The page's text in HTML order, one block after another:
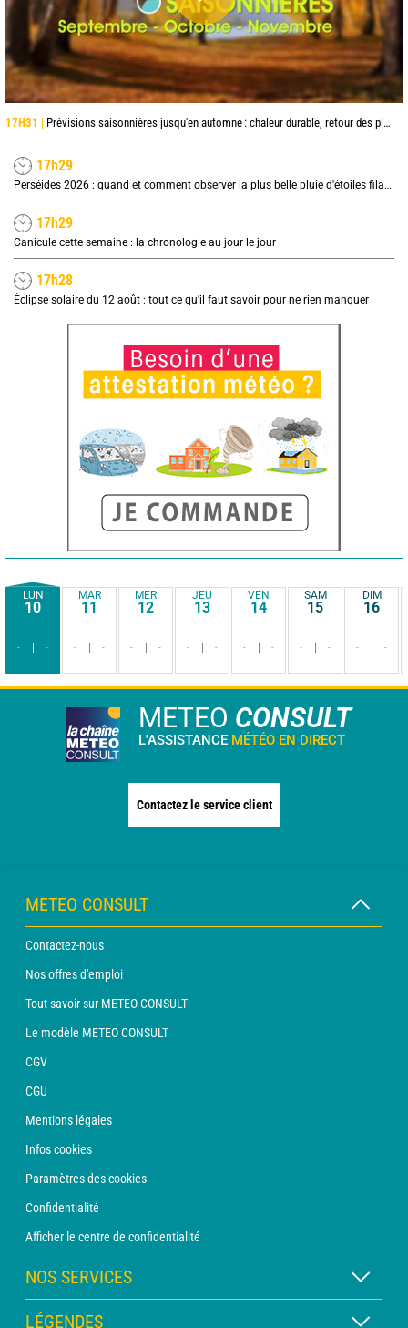
17H31 | Prévisions saisonnières jusqu'en automne : chaleur durable, retour des pluies en octobre et surtout novembre
17h29
Perséides 2026 : quand et comment observer la plus belle pluie d'étoiles filantes de l'été ?
17h29
Canicule cette semaine : la chronologie au jour le jour
17h28
Éclipse solaire du 12 août : tout ce qu'il faut savoir pour ne rien manquer
LUN
10
- -
MAR
11
- -
MER
12
- -
JEU
13
- -
VEN
14
- -
SAM
15
- -
DIM
16
- -
METEO CONSULT
L'ASSISTANCE MÉTÉO EN DIRECT
Contactez le service client
METEO CONSULT
Contactez-nous
Nos offres d'emploi
Tout savoir sur METEO CONSULT
Le modèle METEO CONSULT
CGV
CGU
Mentions légales
Infos cookies
Paramètres des cookies
Confidentialité
Afficher le centre de confidentialité
NOS SERVICES
Abonnement METEO Xpert
LÉGENDES